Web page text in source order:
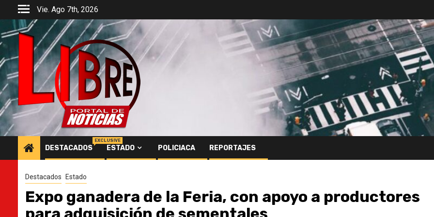
Saltar
contenido
Vie. Ago 7th, 2026
DESTACADOS
EXCLUSIVE
ESTADO POLICIACA REPORTAJES
Destacados Estado
Expo ganadera de la Feria, con apoyo a productores